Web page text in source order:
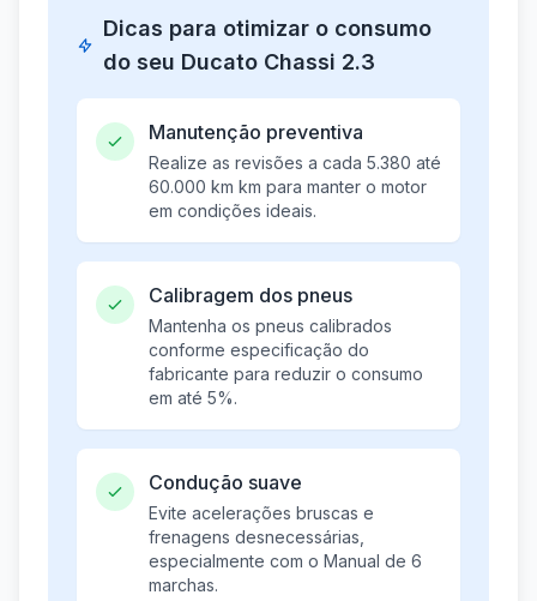
Dicas para otimizar o consumo
do seu Ducato Chassi 2.3
Manutenção preventiva
Realize as revisões a cada 5.380 até
60.000 km km para manter o motor
em condições ideais.
Calibragem dos pneus
Mantenha os pneus calibrados
conforme especificação do
fabricante para reduzir o consumo
em até 5%.
Condução suave
Evite acelerações bruscas e
frenagens desnecessárias,
especialmente com o Manual de 6
marchas.